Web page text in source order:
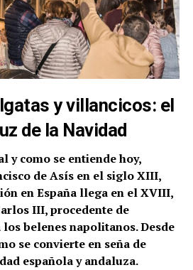
y villancicos: el
de la Navidad
y como se entiende hoy,
de Asís en el siglo XIII,
en España llega en el XVIII,
III, procedente de
belenes napolitanos. Desde
se convierte en seña de
española y andaluza.